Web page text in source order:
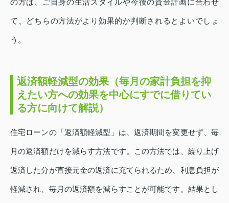
の方は、ご自身の生活スタイルや今後の資金計画に合わせ
て、どちらの方法がより効果的か判断されるとよいでしょ
う。
返済額軽減型の効果（毎月の家計負担を抑
えたい方への効果を中心にすでに借りてい
る方に向けて解説）
住宅ローンの「返済額軽減型」は、返済期間を変更せず、毎
月の返済額だけを減らす方法です。この方法では、繰り上げ
返済した分が直接元金の返済に充てられるため、利息負担が
軽減され、毎月の返済額を減らすことが可能です。結果とし